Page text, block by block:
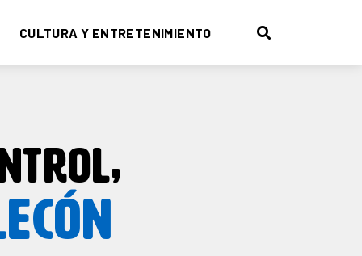
CULTURA Y ENTRETENIMIENTO